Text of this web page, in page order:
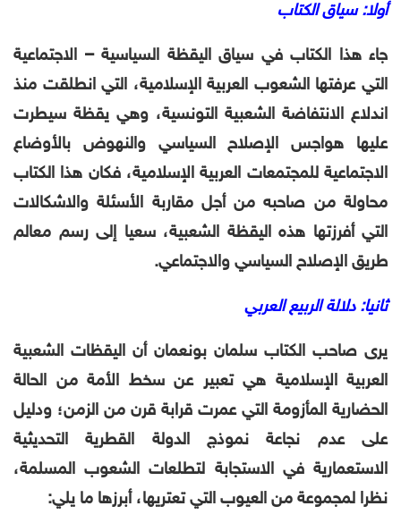
أولا: سياق الكتاب
جاء هذا الكتاب في سياق اليقظة السياسية – الاجتماعية
التي عرفتها الشعوب العربية الإسلامية، التي انطلقت منذ
اندلاع الانتفاضة الشعبية التونسية، وهي يقظة سيطرت
عليها هواجس الإصلاح السياسي والنهوض بالأوضاع
الاجتماعية للمجتمعات العربية الإسلامية، فكان هذا الكتاب
محاولة من صاحبه من أجل مقاربة الأسئلة والاشكالات
التي أفرزتها هذه اليقظة الشعبية، سعيا إلى رسم معالم
طريق الإصلاح السياسي والاجتماعي.
ثانيا: دلالة الربيع العربي
يرى صاحب الكتاب سلمان بونعمان أن اليقظات الشعبية
العربية الإسلامية هي تعبير عن سخط الأمة من الحالة
الحضارية المأزومة التي عمرت قرابة قرن من الزمن؛ ودليل
على عدم نجاعة نموذج الدولة القطرية التحديثية
الاستعمارية في الاستجابة لتطلعات الشعوب المسلمة،
نظرا لمجموعة من العيوب التي تعتريها، أبرزها ما يلي: